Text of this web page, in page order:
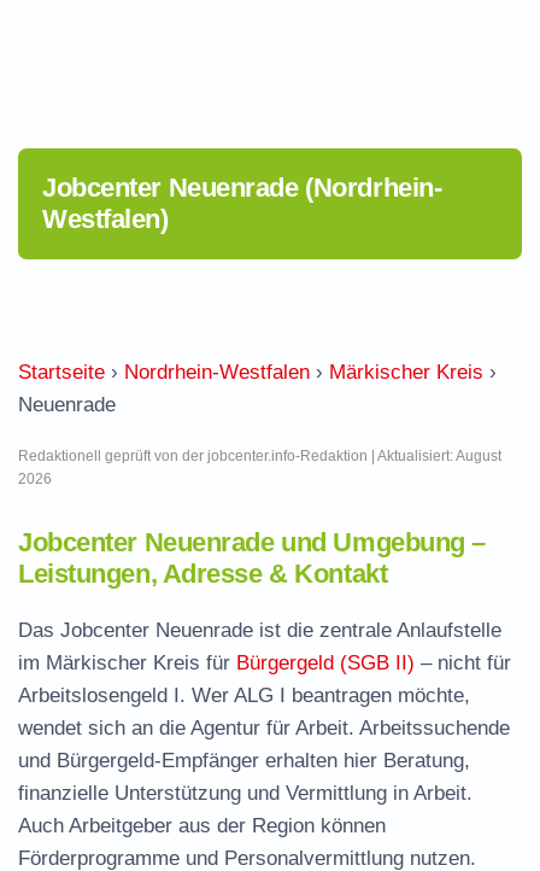
Jobcenter Neuenrade (Nordrhein-
Westfalen)
Startseite › Nordrhein-Westfalen › Märkischer Kreis ›
Neuenrade
Redaktionell geprüft von der jobcenter.info-Redaktion | Aktualisiert: August
2026
Jobcenter Neuenrade und Umgebung –
Leistungen, Adresse & Kontakt
Das Jobcenter Neuenrade ist die zentrale Anlaufstelle
im Märkischer Kreis für Bürgergeld (SGB II) – nicht für
Arbeitslosengeld I. Wer ALG I beantragen möchte,
wendet sich an die Agentur für Arbeit. Arbeitssuchende
und Bürgergeld-Empfänger erhalten hier Beratung,
finanzielle Unterstützung und Vermittlung in Arbeit.
Auch Arbeitgeber aus der Region können
Förderprogramme und Personalvermittlung nutzen.